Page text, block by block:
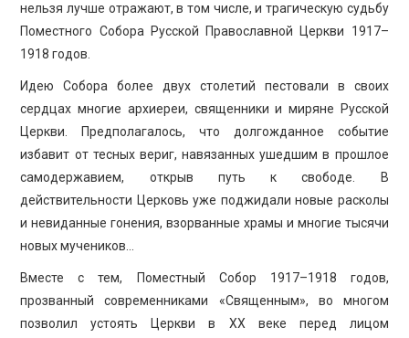
нельзя лучше отражают, в том числе, и трагическую судьбу
Поместного Собора Русской Православной Церкви 1917–
1918 годов.
Идею Собора более двух столетий пестовали в своих
сердцах многие архиереи, священники и миряне Русской
Церкви. Предполагалось, что долгожданное событие
избавит от тесных вериг, навязанных ушедшим в прошлое
самодержавием, открыв путь к свободе. В
действительности Церковь уже поджидали новые расколы
и невиданные гонения, взорванные храмы и многие тысячи
новых мучеников…
Вместе с тем, Поместный Собор 1917–1918 годов,
прозванный современниками «Священным», во многом
позволил устоять Церкви в ХХ веке перед лицом